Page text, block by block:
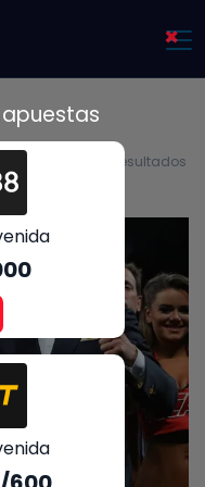
cuotas y resultados
×